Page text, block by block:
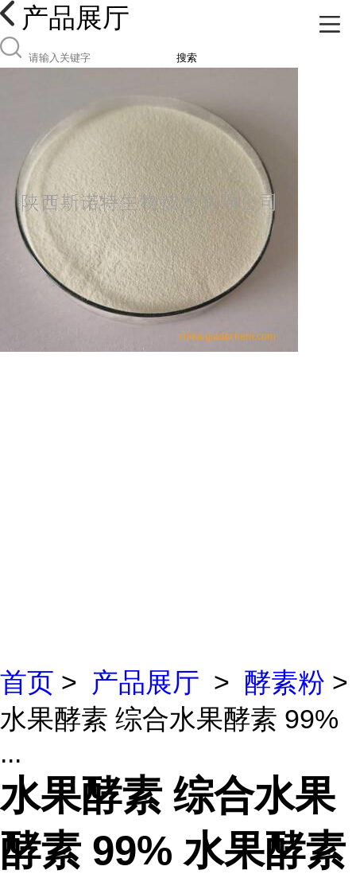
产品展厅
搜索
首页 > 产品展厅 > 酵素粉 >
水果酵素 综合水果酵素 99%
...
水果酵素 综合水果
酵素 99% 水果酵素